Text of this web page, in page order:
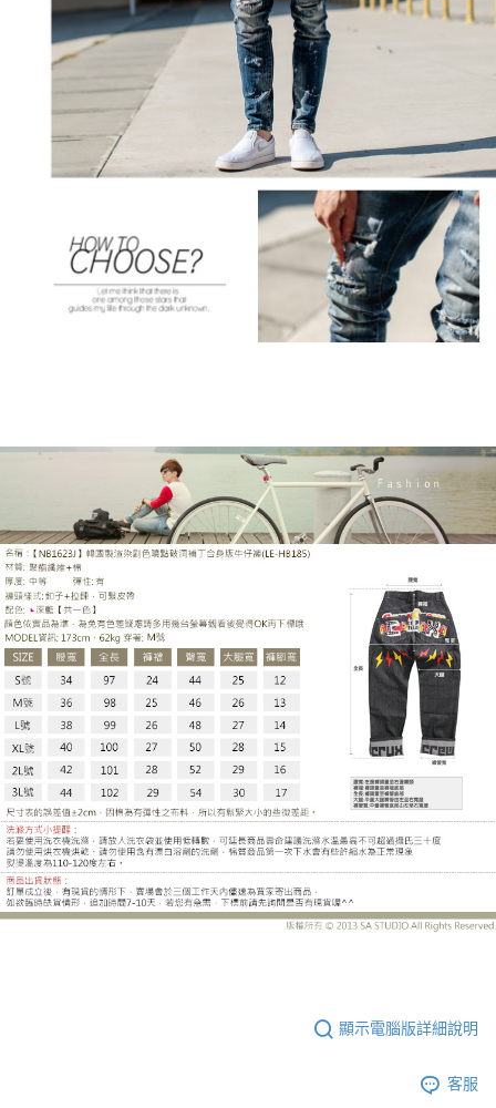
顯示電腦版詳細說明
客服